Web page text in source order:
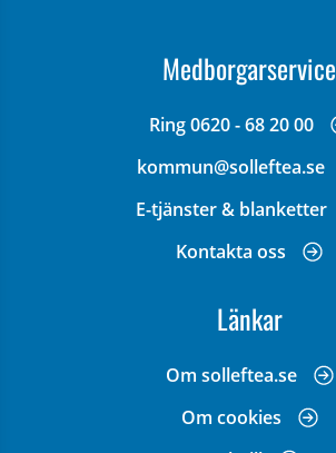
Medborgarservice
Ring 0620 - 68 20 00
kommun@solleftea.se
E-tjänster & blanketter
Kontakta oss
Länkar
Om solleftea.se
Om cookies